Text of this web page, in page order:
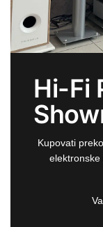
Hi-Fi
Kupovati
elektronske